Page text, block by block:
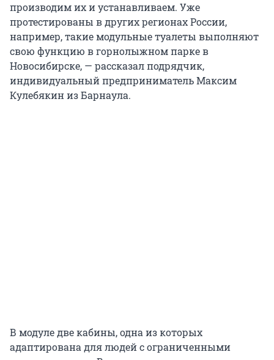
производим их и устанавливаем. Уже
протестированы в других регионах России,
например, такие модульные туалеты выполняют
свою функцию в горнолыжном парке в
Новосибирске, — рассказал подрядчик,
индивидуальный предприниматель Максим
Кулебякин из Барнаула.
В модуле две кабины, одна из которых
адаптирована для людей с ограниченными